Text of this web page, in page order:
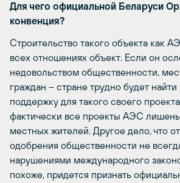
Для чего официальной Беларуси
конвенция?
Строительство такого объекта как
всех отношениях объект. Если он
недовольством общественности,
граждан – стране трудно будет
поддержку для такого своего
фактически все проекты АЭС
местных жителей. Другое дело, что
одобрения общественности не
нарушениями международного
похоже, придется признать